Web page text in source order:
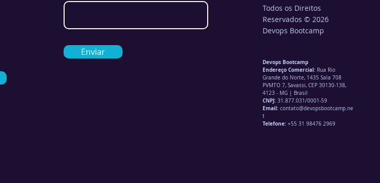
Enviar
Todos os Direitos
Reservados © 2026
Devops Bootcamp
Devops Bootcamp
Endereço Comercial: Rua Rio
Grande do Norte, 1435 Sala 708
PVMTO 7, Savassi, CEP 30130-138,
4123 - MG | Brasil
CNPJ:31.877.031/0001-59
Email: contato@devopsbootcamp.ne
t
Telefone: +55 31 98476 2969